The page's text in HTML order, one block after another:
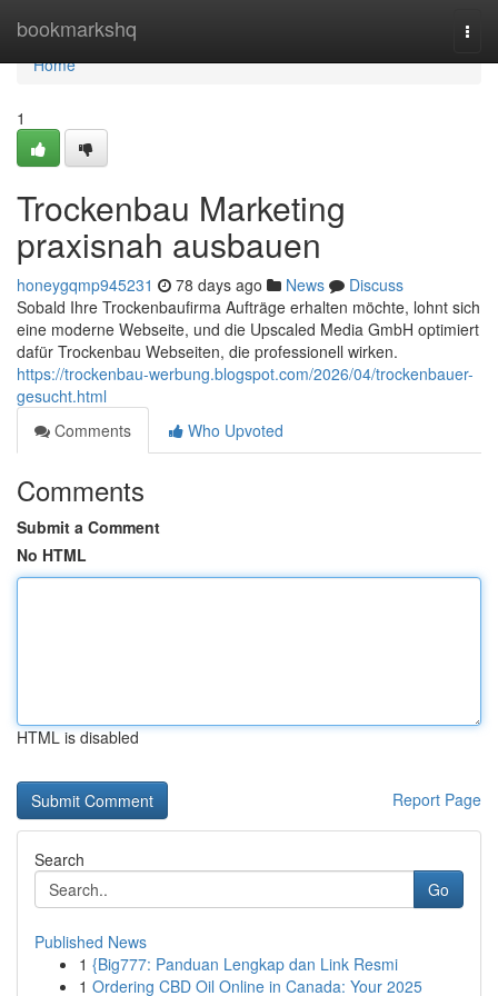
bookmarkshq
Home
Home
1
Trockenbau Marketing
praxisnah ausbauen
honeygqmp945231 78 days ago News
Discuss
Sobald Ihre Trockenbaufirma Aufträge erhalten möchte, lohnt sich
eine moderne Webseite, und die Upscaled Media GmbH optimiert
dafür Trockenbau Webseiten, die professionell wirken.
https://trockenbau-werbung.blogspot.com/2026/04/trockenbauer-
gesucht.html
Comments
Who Upvoted
Comments
Submit a Comment
No HTML
HTML is disabled
Report Page
Search
Go
Published News
1 {Big777: Panduan Lengkap dan Link Resmi
1 Ordering CBD Oil Online in Canada: Your 2025